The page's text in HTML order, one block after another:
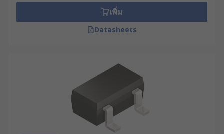
เพิ่ม
Datasheets